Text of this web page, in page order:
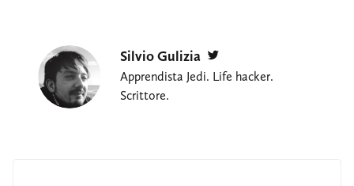
Silvio Gulizia
Apprendista Jedi. Life hacker.
Scrittore.